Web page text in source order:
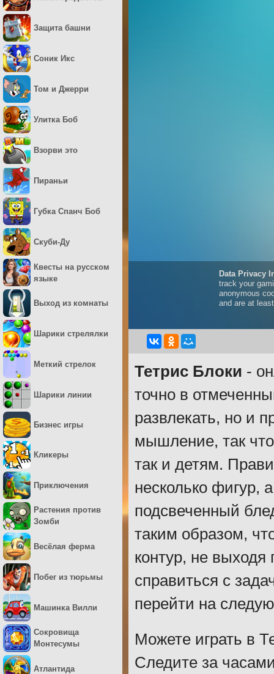
Тетрис Блоки -
точно в
развлекать, но и
мышление, так
так и детям.
несколько фигур,
подсвеченный
таким образом,
контур, не выходя
справиться с
перейти на
Можете играть в
Следите за
Защита башни
Соник Икс
Том и Джерри
Улитка Боб
Взорви это
Пираньи
Губка Спанч Боб
Скуби-Ду
Квесты на русском
языке
Выход из комнаты
Шарики стрелялки
Меткий стрелок
Шарики линии
Бизнес игры
Кликеры
Приключения
Растения против
Зомби
Весёлая ферма
Побег из тюрьмы
Машинка Вилли
Сокровища
Монтесумы
Атлантида